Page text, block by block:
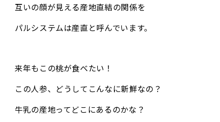
互いの顔が見える産地直結の関係を
パルシステムは産直と呼んでいます。
来年もこの桃が食べたい！
この人参、どうしてこんなに新鮮なの？
牛乳の産地ってどこにあるのかな？
環境にやさしい農業を広げる
生きものとの約束
地域で資源を循環させる
電気をつくる産地